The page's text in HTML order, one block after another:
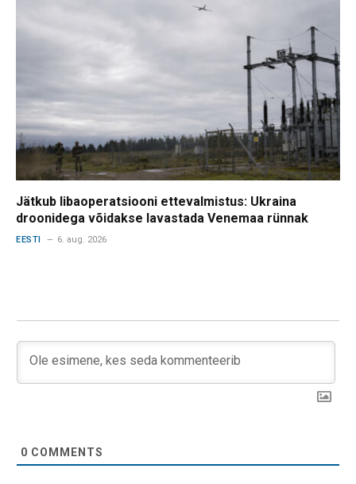
Jätkub libaoperatsiooni ettevalmistus: Ukraina
droonidega võidakse lavastada Venemaa rünnak
EESTI 6. aug. 2026
0 COMMENTS